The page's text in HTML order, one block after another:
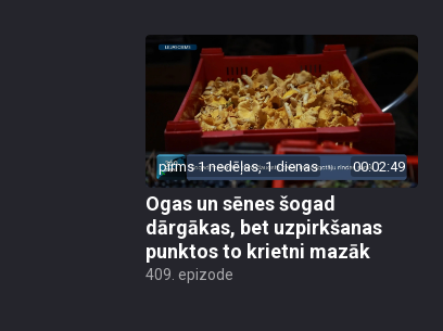
pirms 1 nedēļas, 1 dienas 00:02:49
Ogas un sēnes šogad
dārgākas, bet uzpirkšanas
punktos to krietni mazāk
409. epizode